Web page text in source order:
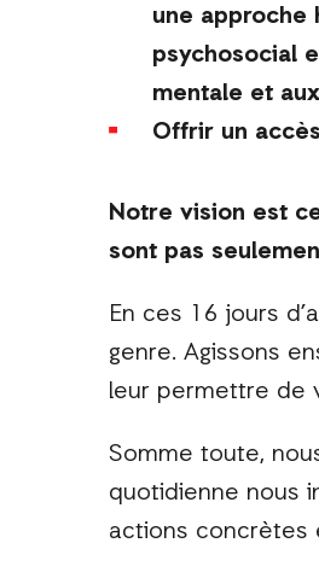
une approche
psychosocial
mentale et
Offrir un
Notre vision est
sont pas
En ces 16 jours
genre. Agissons
leur permettre de
Somme toute,
quotidienne nous
actions concrètes